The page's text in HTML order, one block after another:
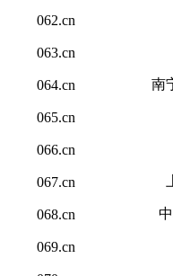
062.cn
063.cn
064.cn 南
065.cn
066.cn
067.cn
068.cn
069.cn